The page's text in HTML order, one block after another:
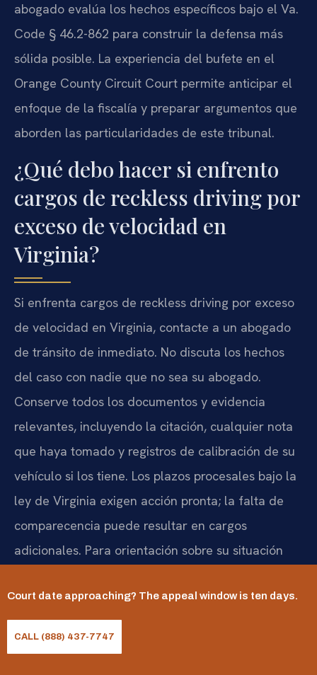
abogado evalúa los hechos específicos bajo el Va.
Code § 46.2-862 para construir la defensa más
sólida posible. La experiencia del bufete en el
Orange County Circuit Court permite anticipar el
enfoque de la fiscalía y preparar argumentos que
aborden las particularidades de este tribunal.
¿Qué debo hacer si enfrento
cargos de reckless driving por
exceso de velocidad en
Virginia?
Si enfrenta cargos de reckless driving por exceso
de velocidad en Virginia, contacte a un abogado
de tránsito de inmediato. No discuta los hechos
del caso con nadie que no sea su abogado.
Conserve todos los documentos y evidencia
relevantes, incluyendo la citación, cualquier nota
que haya tomado y registros de calibración de su
vehículo si los tiene. Los plazos procesales bajo la
ley de Virginia exigen acción pronta; la falta de
comparecencia puede resultar en cargos
adicionales. Para orientación sobre su situación
P.C. al (888) 437-7747.
¿Afecta una condena por
Court date approaching? The appeal window is ten days.
CALL (888) 437-7747